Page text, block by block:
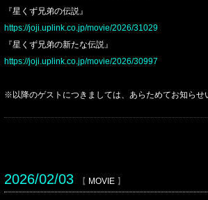
『星くず兄弟の伝説』
https://joji.uplink.co.jp/movie/2026/31029
『星くず兄弟の新たな伝説』
https://joji.uplink.co.jp/movie/2026/30997
※以降のゲストにつきましては、あらためてお知らせ
2026/02/03 【 MOVIE 】